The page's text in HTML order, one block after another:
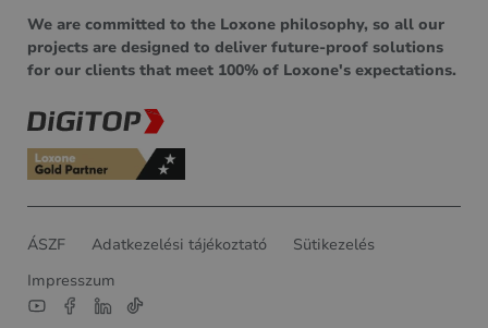
We are committed to the Loxone philosophy, so all our
projects are designed to deliver future-proof solutions
for our clients that meet 100% of Loxone's expectations.
ÁSZF Adatkezelési tájékoztató
Sütikezelés
Impresszum